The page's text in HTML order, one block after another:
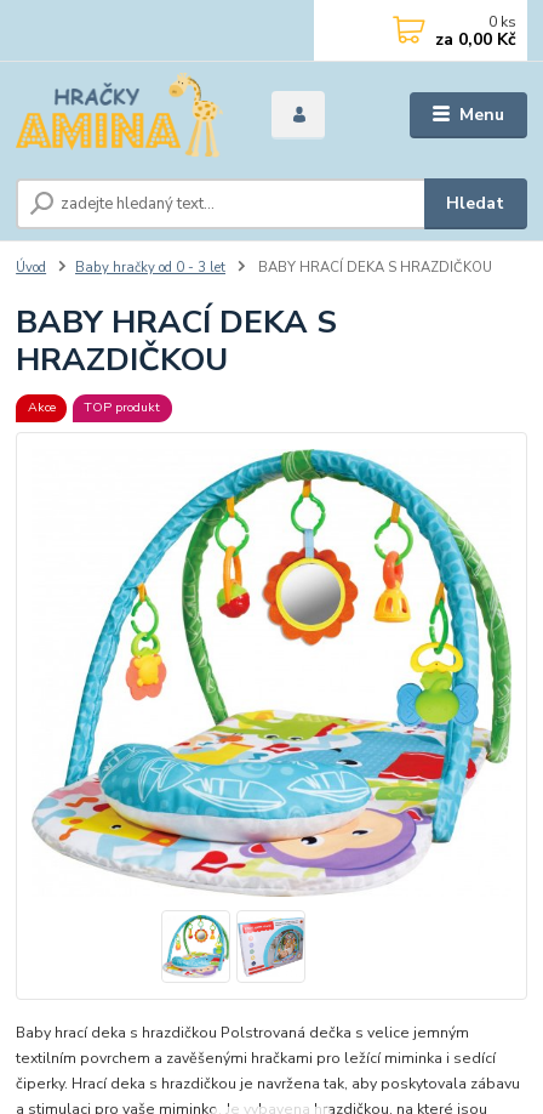
Menu
Hledat
0 ks
za 0,00 Kč
Úvod Baby hračky od 0 - 3 let BABY HRACÍ DEKA S HRAZDIČKOU
BABY HRACÍ DEKA S
HRAZDIČKOU
Akce TOP produkt
Baby hrací deka s hrazdičkou Polstrovaná dečka s velice jemným
textilním povrchem a zavěšenými hračkami pro ležící miminka i sedící
čiperky. Hrací deka s hrazdičkou je navržena tak, aby poskytovala zábavu
a stimulaci pro vaše miminko. Je vybavena hrazdičkou, na které jsou